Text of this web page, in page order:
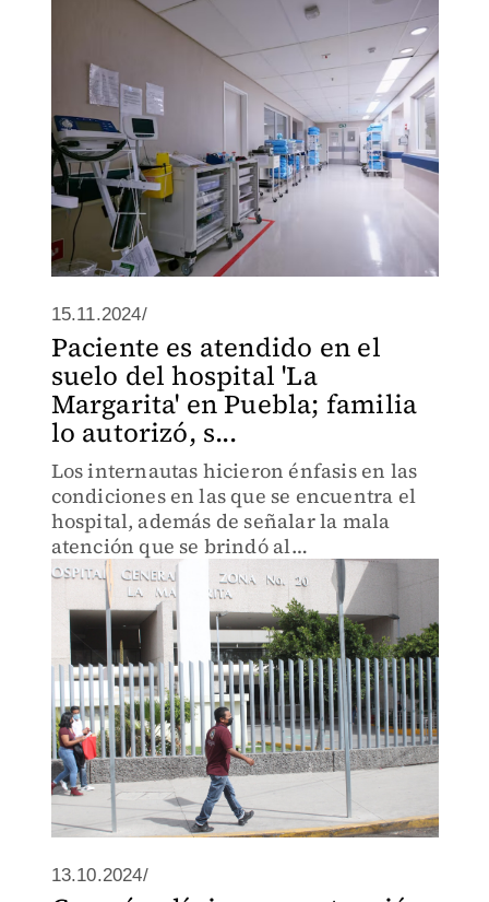
15.11.2024/
Paciente es atendido en el
suelo del hospital 'La
Margarita' en Puebla; familia
lo autorizó, s...
Los internautas hicieron énfasis en las
condiciones en las que se encuentra el
hospital, además de señalar la mala
atención que se brindó al
derechohabiente.
13.10.2024/